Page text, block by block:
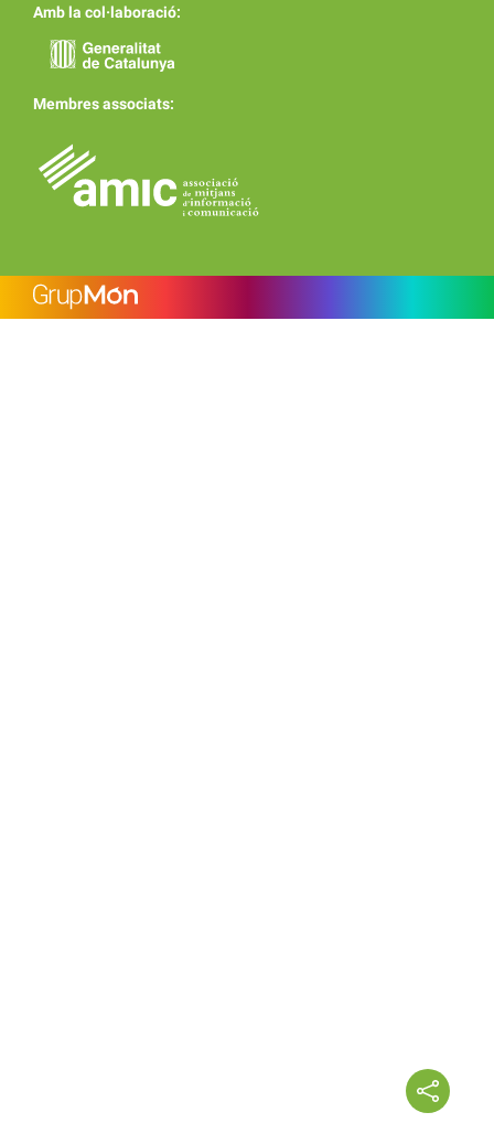
Amb la col·laboració:
Membres associats: